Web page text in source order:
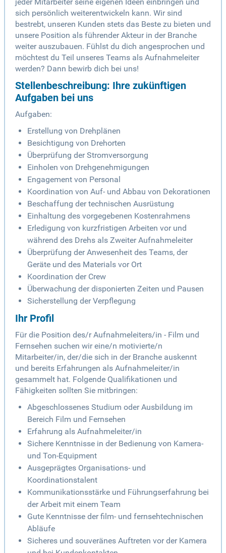
jeder Mitarbeiter seine eigenen Ideen einbringen und
sich persönlich weiterentwickeln kann. Wir sind
bestrebt, unseren Kunden stets das Beste zu bieten und
unsere Position als führender Akteur in der Branche
weiter auszubauen. Fühlst du dich angesprochen und
möchtest du Teil unseres Teams als Aufnahmeleiter
werden? Dann bewirb dich bei uns!
Stellenbeschreibung: Ihre zukünftigen
Aufgaben bei uns
Aufgaben:
Erstellung von Drehplänen
Besichtigung von Drehorten
Überprüfung der Stromversorgung
Einholen von Drehgenehmigungen
Engagement von Personal
Koordination von Auf- und Abbau von Dekorationen
Beschaffung der technischen Ausrüstung
Einhaltung des vorgegebenen Kostenrahmens
Erledigung von kurzfristigen Arbeiten vor und
während des Drehs als Zweiter Aufnahmeleiter
Überprüfung der Anwesenheit des Teams, der
Geräte und des Materials vor Ort
Koordination der Crew
Überwachung der disponierten Zeiten und Pausen
Sicherstellung der Verpflegung
Ihr Profil
Für die Position des/r Aufnahmeleiters/in - Film und
Fernsehen suchen wir eine/n motivierte/n
Mitarbeiter/in, der/die sich in der Branche auskennt
und bereits Erfahrungen als Aufnahmeleiter/in
gesammelt hat. Folgende Qualifikationen und
Fähigkeiten sollten Sie mitbringen:
Abgeschlossenes Studium oder Ausbildung im
Bereich Film und Fernsehen
Erfahrung als Aufnahmeleiter/in
Sichere Kenntnisse in der Bedienung von Kamera-
und Ton-Equipment
Ausgeprägtes Organisations- und
Koordinationstalent
Kommunikationsstärke und Führungserfahrung bei
der Arbeit mit einem Team
Gute Kenntnisse der film- und fernsehtechnischen
Abläufe
Sicheres und souveränes Auftreten vor der Kamera